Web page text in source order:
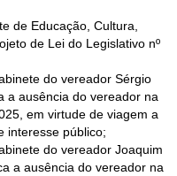
de Educação, Cultura,
de Lei do Legislativo nº
do vereador Sérgio
a ausência do vereador na
em virtude de viagem a
interesse público;
do vereador Joaquim
a ausência do vereador na